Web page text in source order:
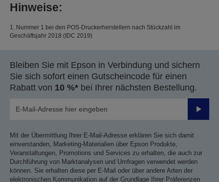
Hinweise:
1. Nummer 1 bei den POS-Druckerherstellern nach Stückzahl im
Geschäftsjahr 2018 (IDC 2019)
Bleiben Sie mit Epson in Verbindung und sichern
Sie sich sofort einen Gutscheincode für einen
Rabatt von 10 %* bei Ihrer nächsten Bestellung.
Mit der Übermittlung Ihrer E-Mail-Adresse erklären Sie sich damit
einverstanden, Marketing-Materialien über Epson Produkte,
Veranstaltungen, Promotions und Services zu erhalten, die auch zur
Durchführung von Marktanalysen und Umfragen verwendet werden
können. Sie erhalten diese per E-Mail oder über andere Arten der
elektronischen Kommunikation auf der Grundlage Ihrer Präferenzen